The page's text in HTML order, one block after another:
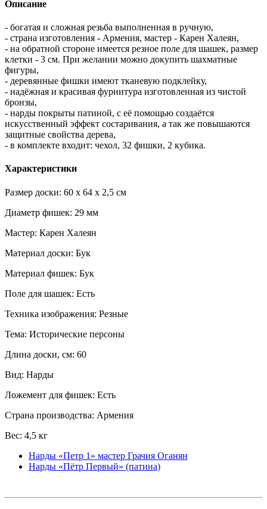
Описание
- богатая и сложная резьба выполненная в ручную,
- страна изготовления - Армения, мастер - Карен Халеян,
- на обратной стороне имеется резное поле для шашек, размер
клетки - 3 см. При желании можно докупить шахматные
фигуры,
- деревянные фишки имеют тканевую подклейку,
- надёжная и красивая фурнитура изготовленная из чистой
бронзы,
- нарды покрыты патиной, с её помощью создаётся
искусственный эффект состаривания, а так же повышаются
защитные свойства дерева,
- в комплекте входит: чехол, 32 фишки, 2 кубика.
Характеристики
Размер доски: 60 x 64 x 2,5 см
Диаметр фишек: 29 мм
Мастер: Карен Халеян
Материал доски: Бук
Материал фишек: Бук
Поле для шашек: Есть
Техника изображения: Резные
Тема: Исторические персоны
Длина доски, см: 60
Вид: Нарды
Ложемент для фишек: Есть
Страна производства: Армения
Вес: 4,5 кг
Нарды «Петр 1» мастер Грачия Оганян
Нарды «Пётр Первый» (патина)